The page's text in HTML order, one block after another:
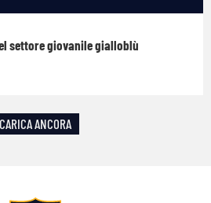
settore giovanile gialloblù
CARICA ANCORA